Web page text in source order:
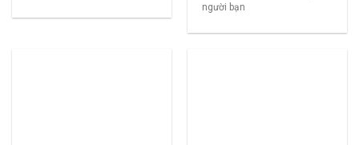
người bạn